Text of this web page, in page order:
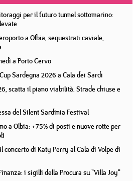
per il futuro tunnel sottomarino:
a Olbia, sequestrati caviale,
a Porto Cervo
Sardegna 2026 a Cala dei Sardi
scatta il piano viabilità. Strade chiuse e
del Silent Sardinia Festival
a Olbia: +75% di posti e nuove rotte per
concerto di Katy Perry al Cala di Volpe di
i sigilli della Procura su "Villa Joy"